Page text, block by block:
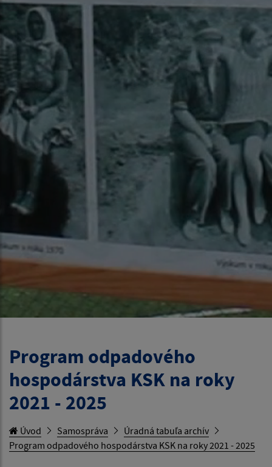
Program odpadového
hospodárstva KSK na roky
2021 - 2025
Úvod Samospráva
Úradná tabuľa archív
Program odpadového hospodárstva KSK na roky 2021 - 2025